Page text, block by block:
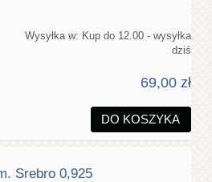
Wysyłka w: Kup do 12.00 - wysyłka
dziś
69,00 zł
DO KOSZYKA
Srebro 0,925